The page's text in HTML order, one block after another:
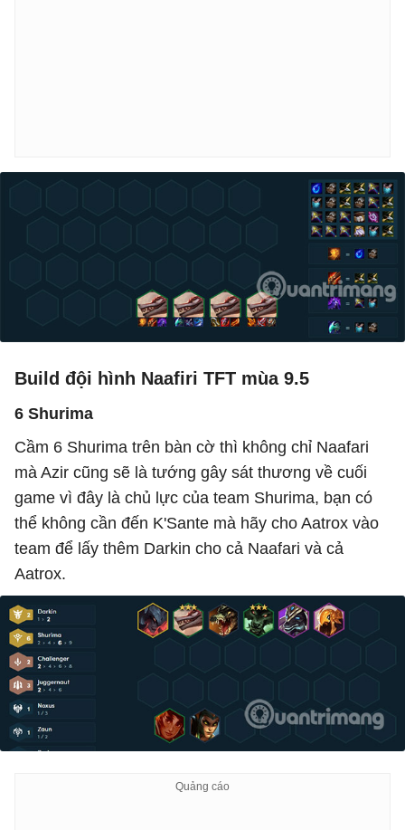
Build đội hình Naafiri TFT mùa 9.5
6 Shurima
Cầm 6 Shurima trên bàn cờ thì không chỉ Naafari
mà Azir cũng sẽ là tướng gây sát thương về cuối
game vì đây là chủ lực của team Shurima, bạn có
thể không cần đến K'Sante mà hãy cho Aatrox vào
team để lấy thêm Darkin cho cả Naafari và cả
Aatrox.